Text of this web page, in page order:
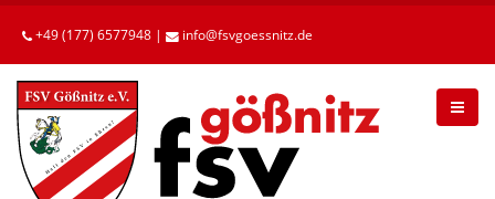
Betätigen
die
Enter-
Taste,
um
zum
Hauptinhalt
+49 (177) 6577948 | info fsvgoessnitz de